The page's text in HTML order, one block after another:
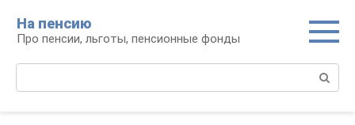
контенту
На пенсию
Про пенсии, льготы, пенсионные фонды